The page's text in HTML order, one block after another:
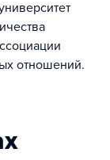
отношений.